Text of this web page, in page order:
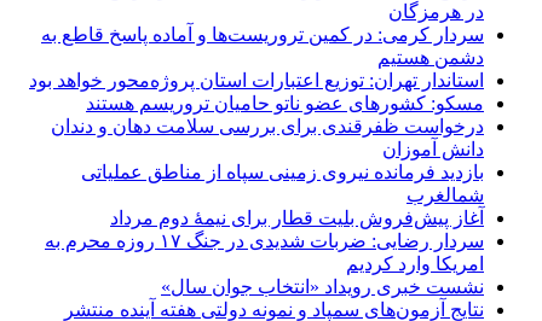
در هرمزگان
سردار کرمی: در کمین تروریست‌ها و آماده پاسخ قاطع به
دشمن هستیم
استاندار تهران: توزیع اعتبارات استان پروژه‌محور خواهد بود
مسکو: کشورهای عضو ناتو حامیان تروریسم هستند
درخواست ظفرقندی برای بررسی سلامت دهان و دندان
دانش آموزان
بازدید فرمانده نیروی زمینی سپاه از مناطق عملیاتی
شمالغرب
آغاز پیش‌فروش بلیت قطار برای نیمۀ دوم مرداد
سردار رضایی: ضربات شدیدی در جنگ ۱۷ روزه محرم به
امریکا وارد کردیم
نشست خبری رویداد «انتخاب جوان سال»
نتایج آزمون‌های سمپاد و نمونه دولتی هفته آینده منتشر